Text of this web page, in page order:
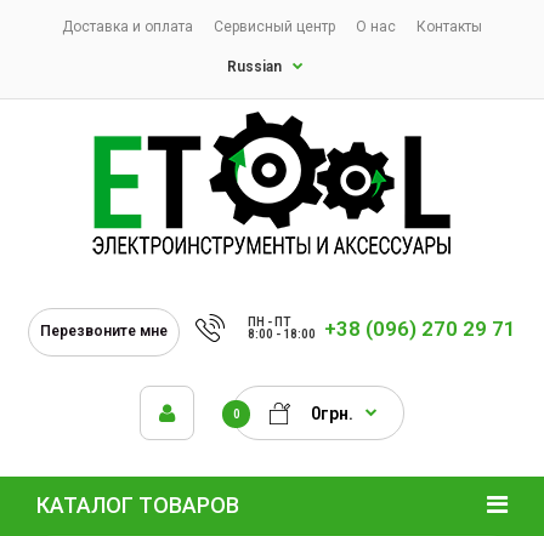
Доставка и оплата Сервисный центр О нас Контакты
Russian
Перезвоните мне
ПН - ПТ
8:00 - 18:00
+38 (096) 270 29 71
0 0грн.
КАТАЛОГ ТОВАРОВ